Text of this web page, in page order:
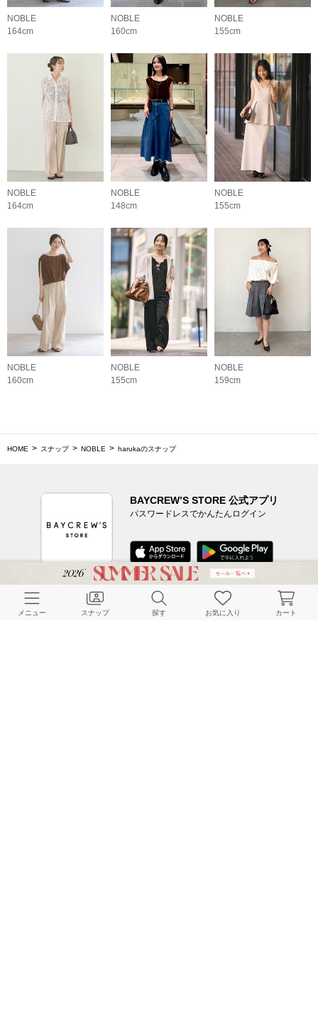
NOBLE
164cm
NOBLE
160cm
NOBLE
155cm
NOBLE
164cm
NOBLE
148cm
NOBLE
155cm
NOBLE
160cm
NOBLE
155cm
NOBLE
159cm
HOME スナップ NOBLE harukaのスナップ
BAYCREW’S STORE 公式アプリ
パスワードレスでかんたんログイン
CUSTOMER SERVICE
メニュー スナップ 探す お気に入り カート